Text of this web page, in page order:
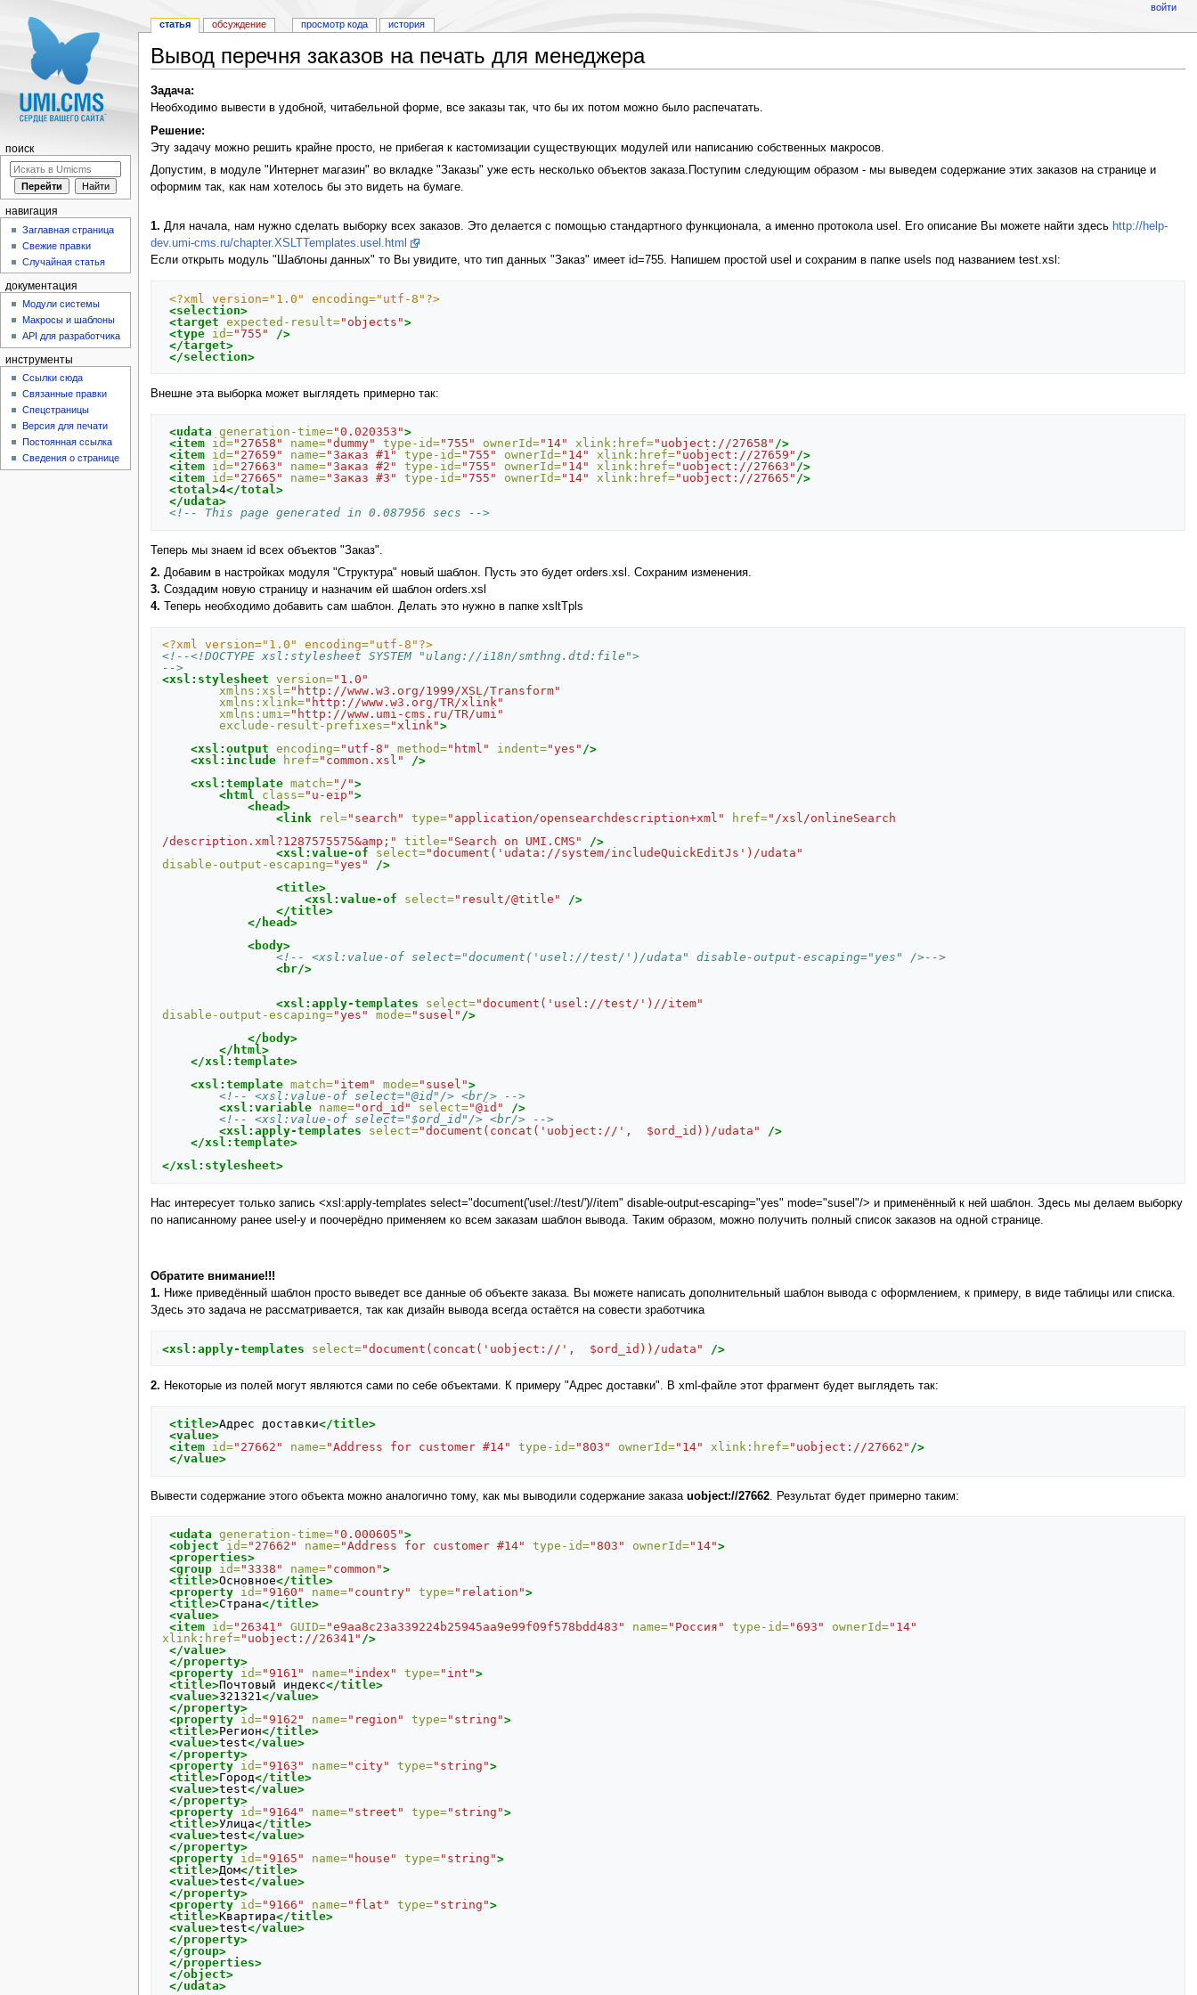
Вывод перечня заказов на печать для менеджера
Задача:
Необходимо вывести в удобной, читабельной форме, все заказы так, что бы их потом можно было распечатать.
Решение:
Эту задачу можно решить крайне просто, не прибегая к кастомизации существующих модулей или написанию собственных макросов.
Допустим, в модуле "Интернет магазин" во вкладке "Заказы" уже есть несколько объектов заказа.Поступим следующим образом - мы выведем содержание этих заказов на странице и
оформим так, как нам хотелось бы это видеть на бумаге.
1. Для начала, нам нужно сделать выборку всех заказов. Это делается с помощью стандартного функционала, а именно протокола usel. Его описание Вы можете найти здесь http://help-
dev.umi-cms.ru/chapter.XSLTTemplates.usel.html
Если открыть модуль "Шаблоны данных" то Вы увидите, что тип данных "Заказ" имеет id=755. Напишем простой usel и сохраним в папке usels под названием test.xsl:
<?xml version="1.0" encoding="utf-8"?>
<selection>
<target
expected-result="objects">
<type id="755"
/>
</target>
</selection>
Внешне эта выборка может выглядеть примерно так:
<udata generation-time="0.020353">
<item id="27658" name="dummy" type-id="755" ownerId="14" xlink:href="uobject://27658" />
<item id="27659" name="Заказ #1" type-id="755" ownerId="14" xlink:href="uobject://27659" />
<item id="27663" name="Заказ #2" type-id="755" ownerId="14" xlink:href="uobject://27663" />
<item id="27665" name="Заказ #3" type-id="755" ownerId="14" xlink:href="uobject://27665" />
<total>4</total>
</udata>
<!-- This page generated in 0.087956 secs -->
Теперь мы знаем id всех объектов "Заказ".
2. Добавим в настройках модуля "Структура" новый шаблон. Пусть это будет orders.xsl. Сохраним изменения.
3. Создадим новую страницу и назначим ей шаблон orders.xsl
4. Теперь необходимо добавить сам шаблон. Делать это нужно в папке xsltTpls
<?xml version="1.0" encoding="utf-8"?>
<!--<!DOCTYPE xsl:stylesheet SYSTEM	"ulang://i18n/smthng.dtd:file">
-->
<xsl:stylesheet
version="1.0"
xmlns:xsl="http://www.w3.org/1999/XSL/Transform"
xmlns:xlink="http://www.w3.org/TR/xlink"
xmlns:umi="http://www.umi-cms.ru/TR/umi"
exclude-result-prefixes="xlink">
<xsl:output
encoding="utf-8" method="html" indent="yes" />
<xsl:include
href="common.xsl"
/>
<xsl:template match="/">
<html
class="u-eip">
<head>
<link
rel="search" type="application/opensearchdescription+xml" href="/xsl/onlineSearch
/description.xml?1287575575&amp;"
title="Search on UMI.CMS"
/>
<xsl:value-of
select="document('udata://system/includeQuickEditJs')/udata"
disable-output-escaping="yes"
/>
<title>
<xsl:value-of
select="result/@title"
/>
</title>
</head>
<body>
<!-- <xsl:value-of select="document('usel://test/')/udata" disable-output-escaping="yes" />-->
<br/>
<xsl:apply-templates select="document('usel://test/')//item"
disable-output-escaping="yes" mode="susel" />
</body>
</html>
</xsl:template>
<xsl:template match="item" mode="susel">
<!-- <xsl:value-of select="@id"/> <br/> -->
<xsl:variable name="ord_id" select="@id"
/>
<!-- <xsl:value-of select="$ord_id"/> <br/> -->
<xsl:apply-templates
select="document(concat('uobject://',  $ord_id))/udata"
/>
</xsl:template>
</xsl:stylesheet>
Нас интересует только запись <xsl:apply-templates select="document('usel://test/')//item" disable-output-escaping="yes" mode="susel"/> и применённый к ней шаблон. Здесь мы делаем выборку
по написанному ранее usel-у и поочерёдно применяем ко всем заказам шаблон вывода. Таким образом, можно получить полный список заказов на одной странице.
Обратите внимание!!!
1. Ниже приведённый шаблон просто выведет все данные об объекте заказа. Вы можете написать дополнительный шаблон вывода с оформлением, к примеру, в виде таблицы или списка.
Здесь это задача не рассматривается, так как дизайн вывода всегда остаётся на совести зработчика
<xsl:apply-templates select="document(concat('uobject://',  $ord_id))/udata" />
2. Некоторые из полей могут являются сами по себе объектами. К примеру "Адрес доставки". В xml-файле этот фрагмент будет выглядеть так:
<title>Адрес доставки</title>
<value>
<item id="27662" name="Address for customer #14" type-id="803" ownerId="14" xlink:href="uobject://27662" />
</value>
Вывести содержание этого объекта можно аналогично тому, как мы выводили содержание заказа uobject://27662. Результат будет примерно таким:
<udata generation-time="0.000605">
<object
id="27662" name="Address for customer #14" type-id="803" ownerId="14">
<properties>
<group id="3338" name="common">
<title>Основное</title>
<property id="9160" name="country" type="relation">
<title>Страна</title>
<value>
<item id="26341" GUID="e9aa8c23a339224b25945aa9e99f09f578bdd483" name="Россия" type-id="693" ownerId="14"
xlink:href="uobject://26341" />
</value>
</property>
<property id="9161" name="index" type="int">
<title>Почтовый индекс</title>
<value>321321</value>
</property>
<property id="9162" name="region" type="string">
<title>Регион</title>
<value>test</value>
</property>
<property id="9163" name="city" type="string">
<title>Город</title>
<value>test</value>
</property>
<property id="9164" name="street" type="string">
<title>Улица</title>
<value>test</value>
</property>
<property id="9165" name="house" type="string">
<title>Дом</title>
<value>test</value>
</property>
<property id="9166" name="flat" type="string">
<title>Квартира</title>
<value>test</value>
</property>
</group>
</properties>
</object>
</udata>
статья обсуждение просмотр кода история
войти
поиск
навигация
Заглавная страница
Свежие правки
Случайная статья
документация
Модули системы
Макросы и шаблоны
API для разработчика
инструменты
Ссылки сюда
Связанные правки
Спецстраницы
Версия для печати
Постоянная ссылка
Сведения о странице